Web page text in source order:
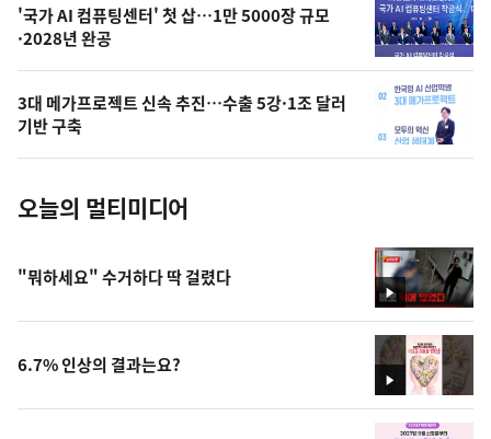
오
늘
의
사
진
'국가 AI 컴퓨팅센터' 첫 삽…1만 5000장 규모
·2028년 완공
3대 메가프로젝트 신속 추진…수출 5강·1조 달러
기반 구축
오늘의 멀티미디어
영
상
"뭐하세요" 수거하다 딱 걸렸다
영
상
6.7% 인상의 결과는요?